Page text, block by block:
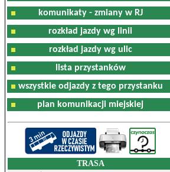
komunikaty - zmiany w RJ
rozkład jazdy wg linii
rozkład jazdy wg ulic
lista przystanków
wszystkie odjazdy z tego przystanku
plan komunikacji miejskiej
TRASA